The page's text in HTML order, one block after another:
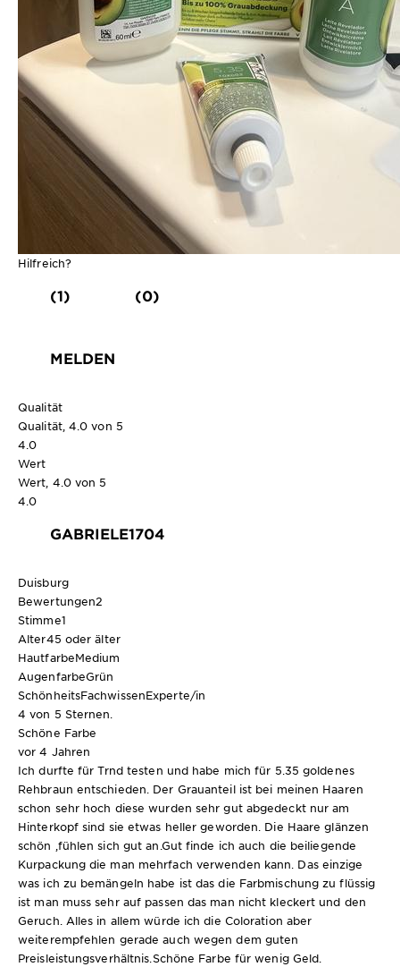
Hilfreich?
(1) (0)
MELDEN
Qualität
Qualität, 4.0 von 5
4.0
Wert
Wert, 4.0 von 5
4.0
GABRIELE1704
Duisburg
Bewertungen2
Stimme1
Alter45 oder älter
HautfarbeMedium
AugenfarbeGrün
SchönheitsFachwissenExperte/in
4 von 5 Sternen.
Schöne Farbe
vor 4 Jahren
Ich durfte für Trnd testen und habe mich für 5.35 goldenes
Rehbraun entschieden. Der Grauanteil ist bei meinen Haaren
schon sehr hoch diese wurden sehr gut abgedeckt nur am
Hinterkopf sind sie etwas heller geworden. Die Haare glänzen
schön ,fühlen sich gut an.Gut finde ich auch die beiliegende
Kurpackung die man mehrfach verwenden kann. Das einzige
was ich zu bemängeln habe ist das die Farbmischung zu flüssig
ist man muss sehr auf passen das man nicht kleckert und den
Geruch. Alles in allem würde ich die Coloration aber
weiterempfehlen gerade auch wegen dem guten
Preisleistungsverhältnis.Schöne Farbe für wenig Geld.